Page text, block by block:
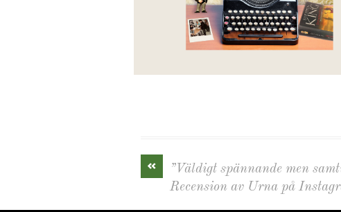
«
”Väldigt spännande men
Recension av Urna på